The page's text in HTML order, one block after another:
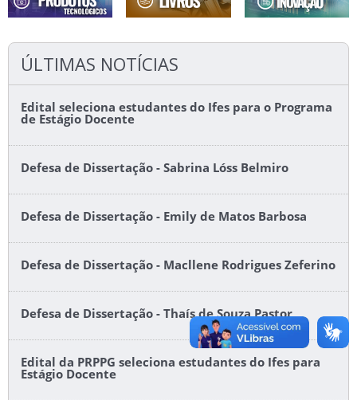
ÚLTIMAS NOTÍCIAS
Edital seleciona estudantes do Ifes para o Programa
de Estágio Docente
Defesa de Dissertação - Sabrina Lóss Belmiro
Defesa de Dissertação - Emily de Matos Barbosa
Defesa de Dissertação - Macllene Rodrigues Zeferino
Defesa de Dissertação - Thaís de Souza Pastor
Edital da PRPPG seleciona estudantes do Ifes para
Estágio Docente